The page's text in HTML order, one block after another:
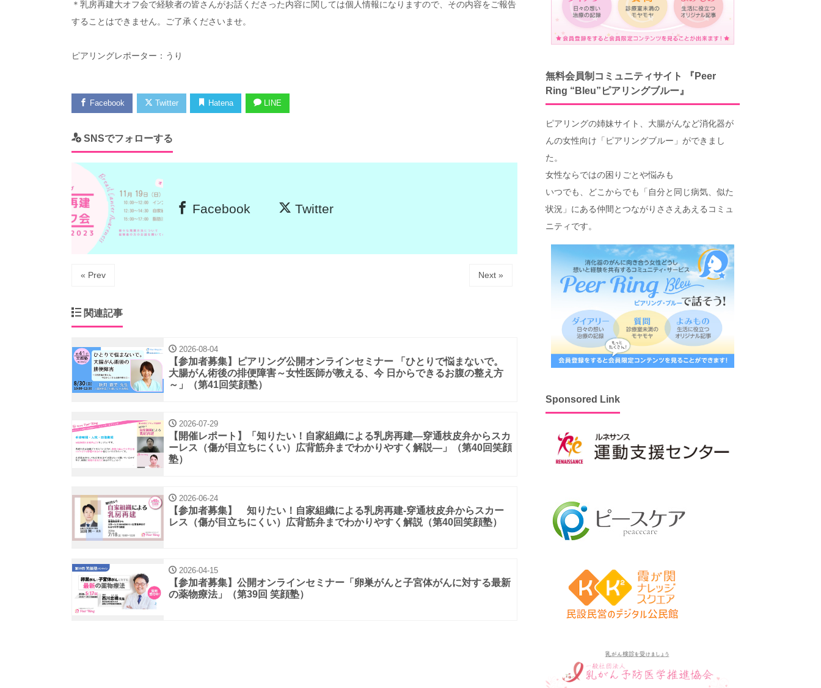
＊乳房再建大オフ会で経験者の皆さんがお話くださった内容に関しては個人情報になりますので、その内容をご報告
することはできません。ご了承くださいませ。
ピアリングレポーター：うり
Facebook Twitter Hatena LINE
SNSでフォローする
Facebook Twitter
« Prev Next »
関連記事
2026-08-04
【参加者募集】ピアリング公開オンラインセミナー 「ひとりで悩まないで。
大腸がん術後の排便障害～女性医師が教える、今 日からできるお腹の整え方
～」（第41回笑顔塾）
2026-07-29
【開催レポート】「知りたい！自家組織による乳房再建―穿通枝皮弁からスカ
ーレス（傷が目立ちにくい）広背筋弁までわかりやすく解説―」（第40回笑顔
塾）
2026-06-24
【参加者募集】 知りたい！自家組織による乳房再建-穿通枝皮弁からスカー
レス（傷が目立ちにくい）広背筋弁までわかりやすく解説（第40回笑顔塾）
2026-04-15
【参加者募集】公開オンラインセミナー「卵巣がんと子宮体がんに対する最新
の薬物療法」（第39回 笑顔塾）
無料会員制コミュニティサイト 『Peer
Ring “Bleu”ピアリングブルー』
ピアリングの姉妹サイト、大腸がんなど消化器が
んの女性向け「ピアリングブルー」ができまし
た。
女性ならではの困りごとや悩みも
いつでも、どこからでも「自分と同じ病気、似た
状況」にある仲間とつながりささえあえるコミュ
ニティです。
Sponsored Link